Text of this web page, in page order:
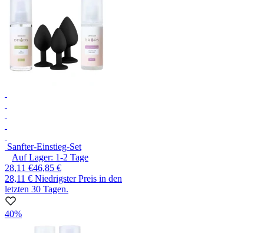
Sanfter-Einstieg-Set
Auf Lager: 1-2 Tage
28,11 €46,85 €
28,11 € Niedrigster Preis in den
letzten 30 Tagen.
40%